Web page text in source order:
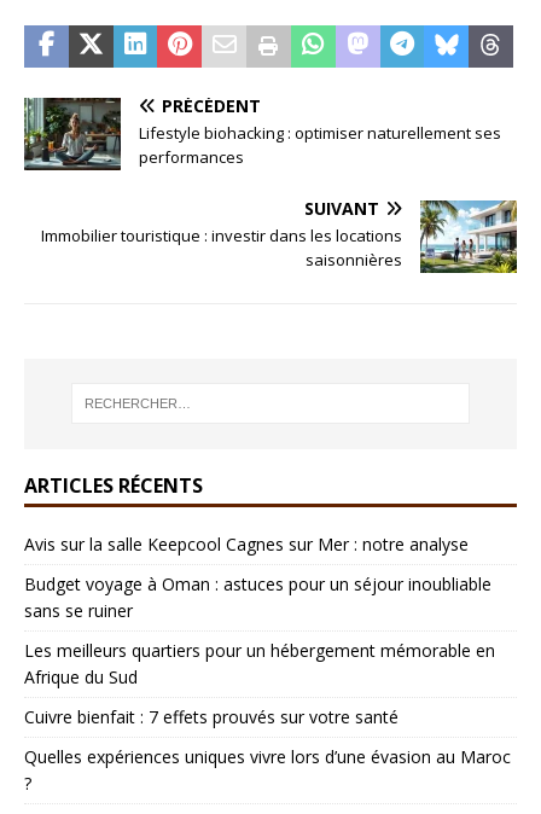
PRÉCÉDENT
Lifestyle biohacking : optimiser naturellement ses
performances
SUIVANT
Immobilier touristique : investir dans les locations
saisonnières
ARTICLES RÉCENTS
Avis sur la salle Keepcool Cagnes sur Mer : notre analyse
Budget voyage à Oman : astuces pour un séjour inoubliable
sans se ruiner
Les meilleurs quartiers pour un hébergement mémorable en
Afrique du Sud
Cuivre bienfait : 7 effets prouvés sur votre santé
Quelles expériences uniques vivre lors d’une évasion au Maroc
?